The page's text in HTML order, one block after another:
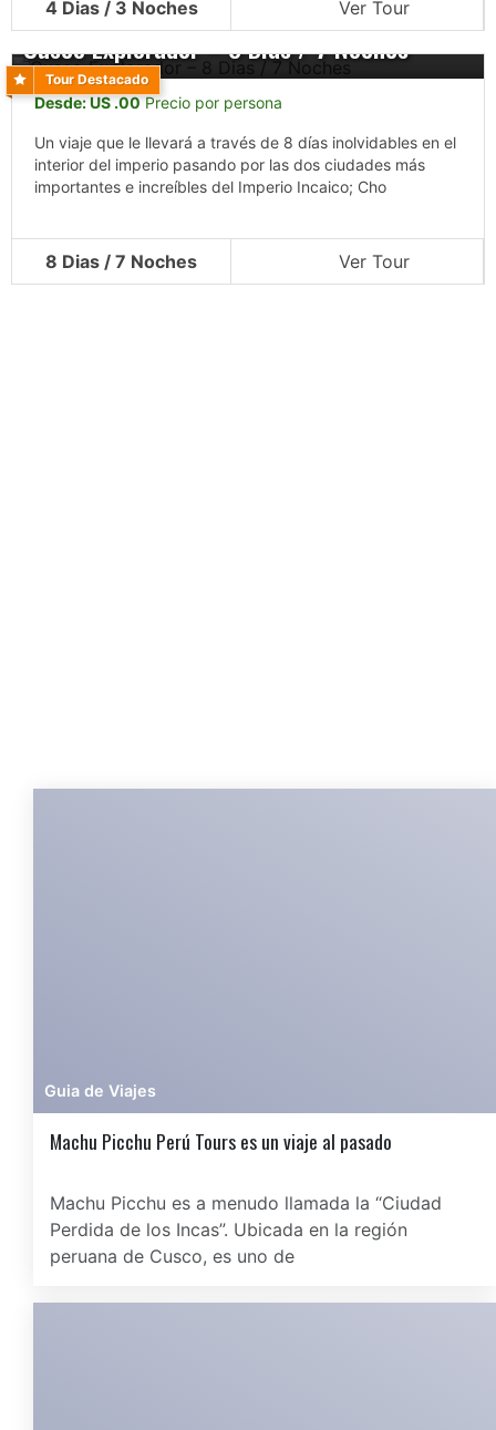
4 Dias / 3 Noches Ver Tour
Tour Destacado
Cusco Explorador – 8 Dias / 7 Noches
Desde: US .00 Precio por persona
Un viaje que le llevará a través de 8 días inolvidables en el
interior del imperio pasando por las dos ciudades más
importantes e increíbles del Imperio Incaico; Cho
8 Dias / 7 Noches Ver Tour
Guia de Viajes
Machu Picchu Perú Tours es un viaje al pasado
Machu Picchu es a menudo llamada la “Ciudad
Perdida de los Incas”. Ubicada en la región
peruana de Cusco, es uno de